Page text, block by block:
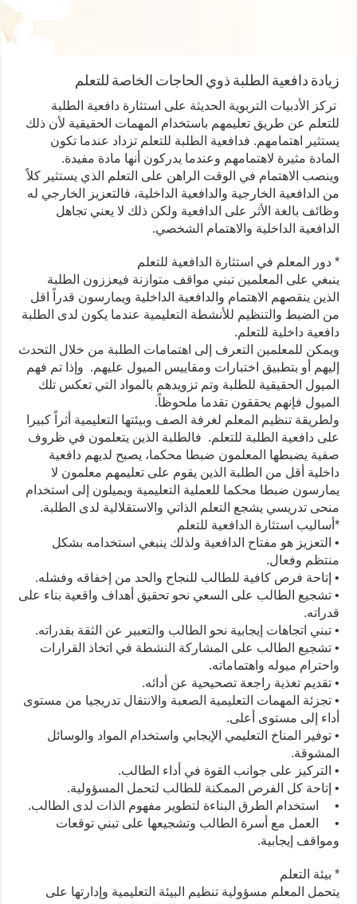
زيادة دافعية الطلبة ذوي الحاجات الخاصة للتعلم
تركز الأدبيات التربوية الحديثة على استثارة دافعية الطلبة
للتعلم عن طريق تعليمهم باستخدام المهمات الحقيقية لأن ذلك
يستثير اهتمامهم. فدافعية الطلبة للتعلم تزداد عندما تكون
المادة مثيرة لاهتمامهم وعندما يدركون أنها مادة مفيدة.
وينصب الاهتمام في الوقت الراهن على التعلم الذي يستثير كلاً
من الدافعية الخارجية والدافعية الداخلية، فالتعزيز الخارجي له
وظائف بالغة الأثر على الدافعية ولكن ذلك لا يعني تجاهل
الدافعية الداخلية والاهتمام الشخصي.
* دور المعلم في استثارة الدافعية للتعلم
ينبغي على المعلمين تبني مواقف متوازنة فيعززون الطلبة
الذين ينقصهم الاهتمام والدافعية الداخلية ويمارسون قدراً اقل
من الضبط والتنظيم للأنشطة التعليمية عندما يكون لدى الطلبة
دافعية داخلية للتعلم.
ويمكن للمعلمين التعرف إلى اهتمامات الطلبة من خلال التحدث
إليهم أو بتطبيق اختبارات ومقاييس الميول عليهم. وإذا تم فهم
الميول الحقيقية للطلبة وتم تزويدهم بالمواد التي تعكس تلك
الميول فإنهم يحققون تقدما ملحوظاً.
ولطريقة تنظيم المعلم لغرفة الصف وبيئتها التعليمية أثراً كبيرا
على دافعية الطلبة للتعلم. فالطلبة الذين يتعلمون في ظروف
صفية يضبطها المعلمون ضبطا محكما، يصبح لديهم دافعية
داخلية أقل من الطلبة الذين يقوم على تعليمهم معلمون لا
يمارسون ضبطا محكما للعملية التعليمية ويميلون إلى استخدام
منحى تدريسي يشجع التعلم الذاتي والاستقلالية لدى الطلبة.
*أساليب استثارة الدافعية للتعلم
• التعزيز هو مفتاح الدافعية ولذلك ينبغي استخدامه بشكل
منتظم وفعال.
• إتاحة فرص كافية للطالب للنجاح والحد من إخفاقه وفشله.
• تشجيع الطالب على السعي نحو تحقيق أهداف واقعية بناء على
قدراته.
• تبني اتجاهات إيجابية نحو الطالب والتعبير عن الثقة بقدراته.
• تشجيع الطالب على المشاركة النشطة في اتخاذ القرارات
واحترام ميوله واهتماماته.
• تقديم تغذية راجعة تصحيحية عن أدائه.
• تجزئة المهمات التعليمية الصعبة والانتقال تدريجيا من مستوى
أداء إلى مستوى أعلى.
• توفير المناخ التعليمي الإيجابي واستخدام المواد والوسائل
المشوقة.
• التركيز على جوانب القوة في أداء الطالب.
• إتاحة كل الفرص الممكنة للطالب لتحمل المسؤولية.
• استخدام الطرق البناءة لتطوير مفهوم الذات لدى الطالب.
• العمل مع أسرة الطالب وتشجيعها على تبني توقعات
ومواقف إيجابية.
* بيئة التعلم
يتحمل المعلم مسؤولية تنظيم البيئة التعليمية وإدارتها على